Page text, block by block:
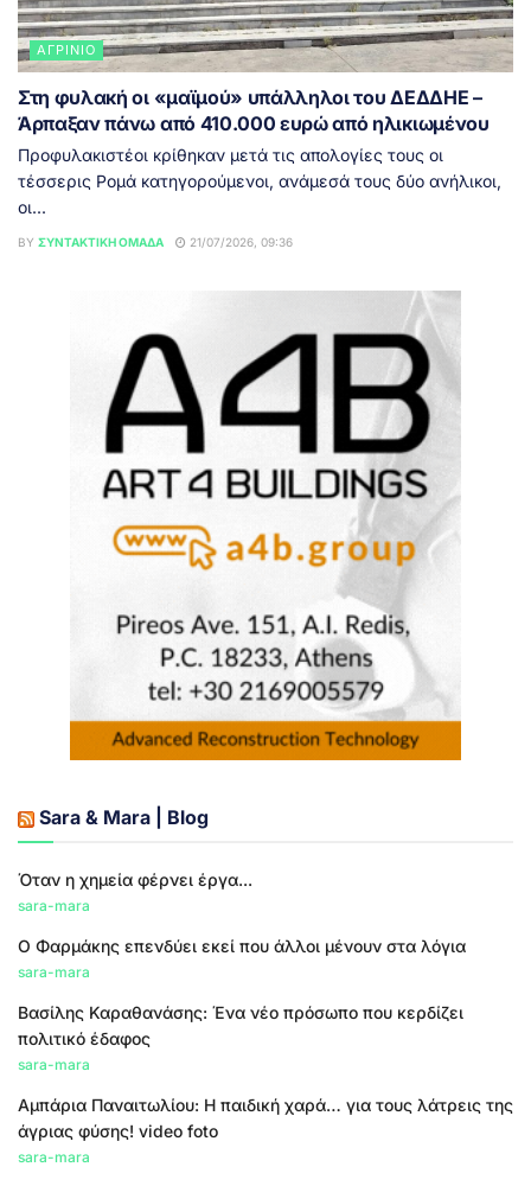
ΑΓΡΊΝΙΟ
Στη φυλακή οι «μαϊμού» υπάλληλοι του ΔΕΔΔΗΕ –
Άρπαξαν πάνω από 410.000 ευρώ από ηλικιωμένου
Προφυλακιστέοι κρίθηκαν μετά τις απολογίες τους οι
τέσσερις Ρομά κατηγορούμενοι, ανάμεσά τους δύο ανήλικοι,
οι...
BY ΣΥΝΤΑΚΤΙΚΉ ΟΜΆΔΑ 21/07/2026, 09:36
Sara & Mara | Blog
Όταν η χημεία φέρνει έργα...
sara-mara
Ο Φαρμάκης επενδύει εκεί που άλλοι μένουν στα λόγια
sara-mara
Βασίλης Καραθανάσης: Ένα νέο πρόσωπο που κερδίζει
πολιτικό έδαφος
sara-mara
Αμπάρια Παναιτωλίου: Η παιδική χαρά… για τους λάτρεις της
άγριας φύσης! video foto
sara-mara